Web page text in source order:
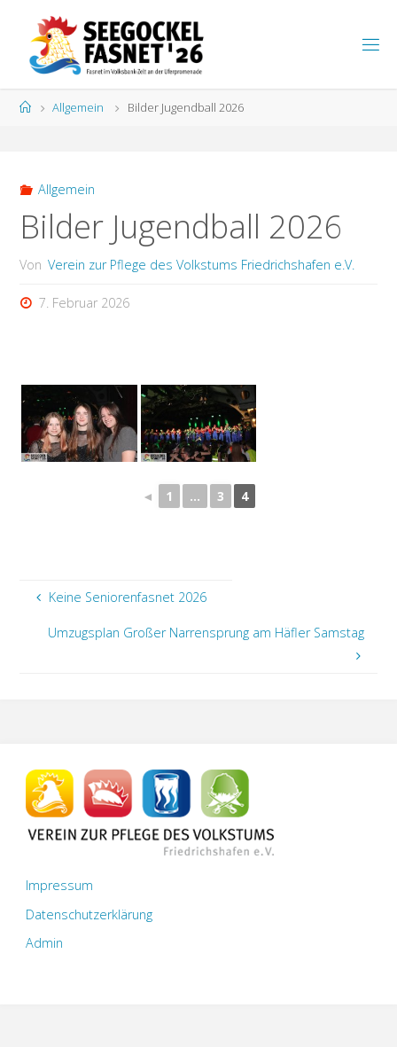
springen
EEG
OC
StartAllgemein Bilder Jugendball 2026
Allgemein
Bilder Jugendball 2026
Von Verein zur Pflege des Volkstums Friedrichshafen e.V.
7. Februar 2026
◄ 1 ... 3 4
Keine Seniorenfasnet 2026
Umzugsplan Großer Narrensprung am Häfler Samstag
Impressum
Datenschutzerklärung
Admin